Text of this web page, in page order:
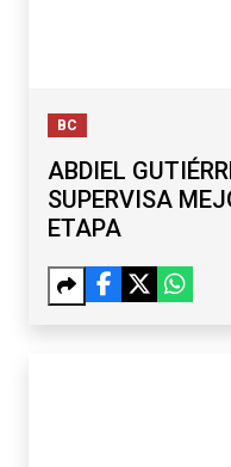
BC
ABDIEL
SUPERVISA
ETAPA